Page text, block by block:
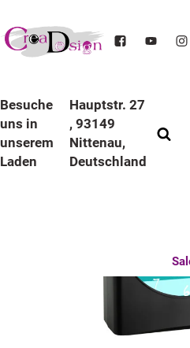
Besuche
uns in
unserem
Laden
Hauptstr. 27
, 93149
Nittenau,
Deutschland
KINDER